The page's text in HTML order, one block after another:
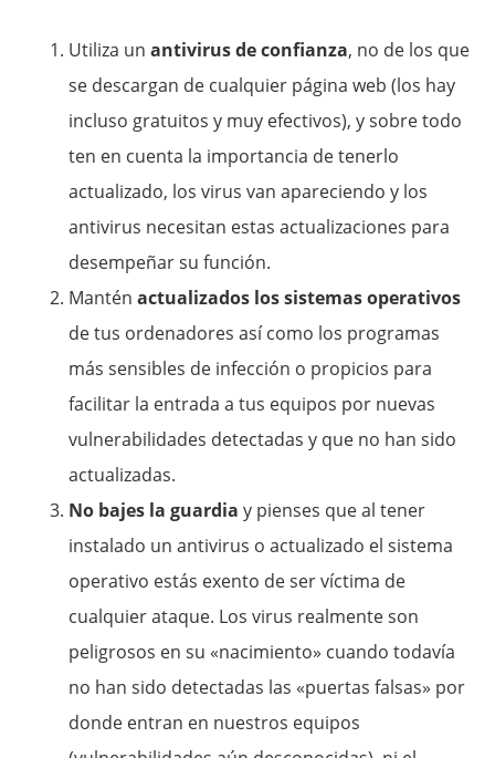
Utiliza unantivirus de confianza, no de los que
se descargan de cualquier página web (los hay
incluso gratuitos y muy efectivos), y sobre todo
ten en cuenta la importancia de tenerlo
actualizado, los virus van apareciendo y los
antivirus necesitan estas actualizaciones para
desempeñar su función.
Mantén actualizados los sistemas operativos
de tus ordenadores así como los programas
más sensibles de infección o propicios para
facilitar la entrada a tus equipos por nuevas
vulnerabilidades detectadas y que no han sido
actualizadas.
No bajes la guardia y pienses que al tener
instalado un antivirus o actualizado el sistema
operativo estás exento de ser víctima de
cualquier ataque. Los virus realmente son
peligrosos en su «nacimiento» cuando todavía
no han sido detectadas las «puertas falsas» por
donde entran en nuestros equipos